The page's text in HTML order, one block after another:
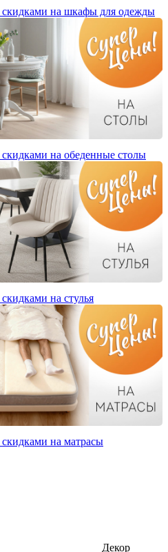
на шкафы для одежды
на обеденные столы
на стулья
на матрасы
Декор